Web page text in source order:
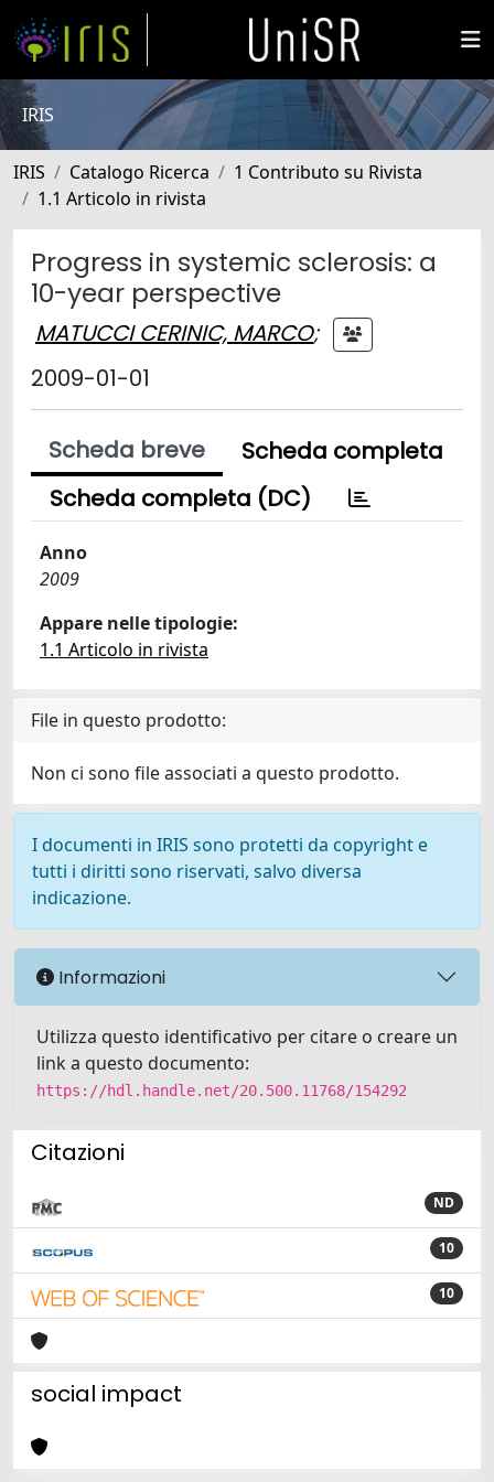
IRIS
IRIS Catalogo Ricerca
1 Contributo su Rivista
1.1 Articolo in rivista
Progress in systemic sclerosis: a
10-year perspective
MATUCCI CERINIC, MARCO;
2009-01-01
Scheda breve
Scheda completa
Scheda completa (DC)
Anno
2009
Appare nelle tipologie:
1.1 Articolo in rivista
File in questo prodotto:
Non ci sono file associati a questo prodotto.
I documenti in IRIS sono protetti da copyright e
tutti i diritti sono riservati, salvo diversa
indicazione.
Informazioni
Utilizza questo identificativo per citare o creare un
link a questo documento:
https://hdl.handle.net/20.500.11768/154292
Citazioni
ND
10
10
social impact